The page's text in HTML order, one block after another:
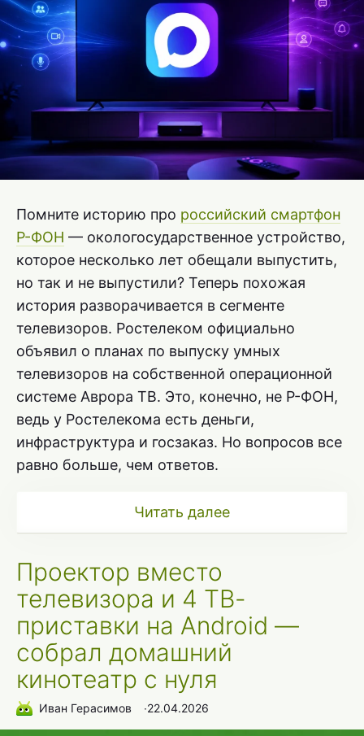
Помните историю про российский смартфон
Р-ФОН — окологосударственное устройство,
которое несколько лет обещали выпустить,
но так и не выпустили? Теперь похожая
история разворачивается в сегменте
телевизоров. Ростелеком официально
объявил о планах по выпуску умных
телевизоров на собственной операционной
системе Аврора ТВ. Это, конечно, не Р-ФОН,
ведь у Ростелекома есть деньги,
инфраструктура и госзаказ. Но вопросов все
равно больше, чем ответов.
Читать далее
Проектор вместо
телевизора и 4 ТВ-
приставки на Android —
собрал домашний
кинотеатр с нуля
Иван Герасимов ∙22.04.2026